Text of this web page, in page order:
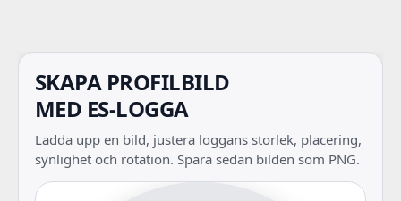
SKAPA PROFILBILD
MED ES-LOGGA
Ladda upp en bild, justera loggans storlek, placering,
synlighet och rotation. Spara sedan bilden som PNG.